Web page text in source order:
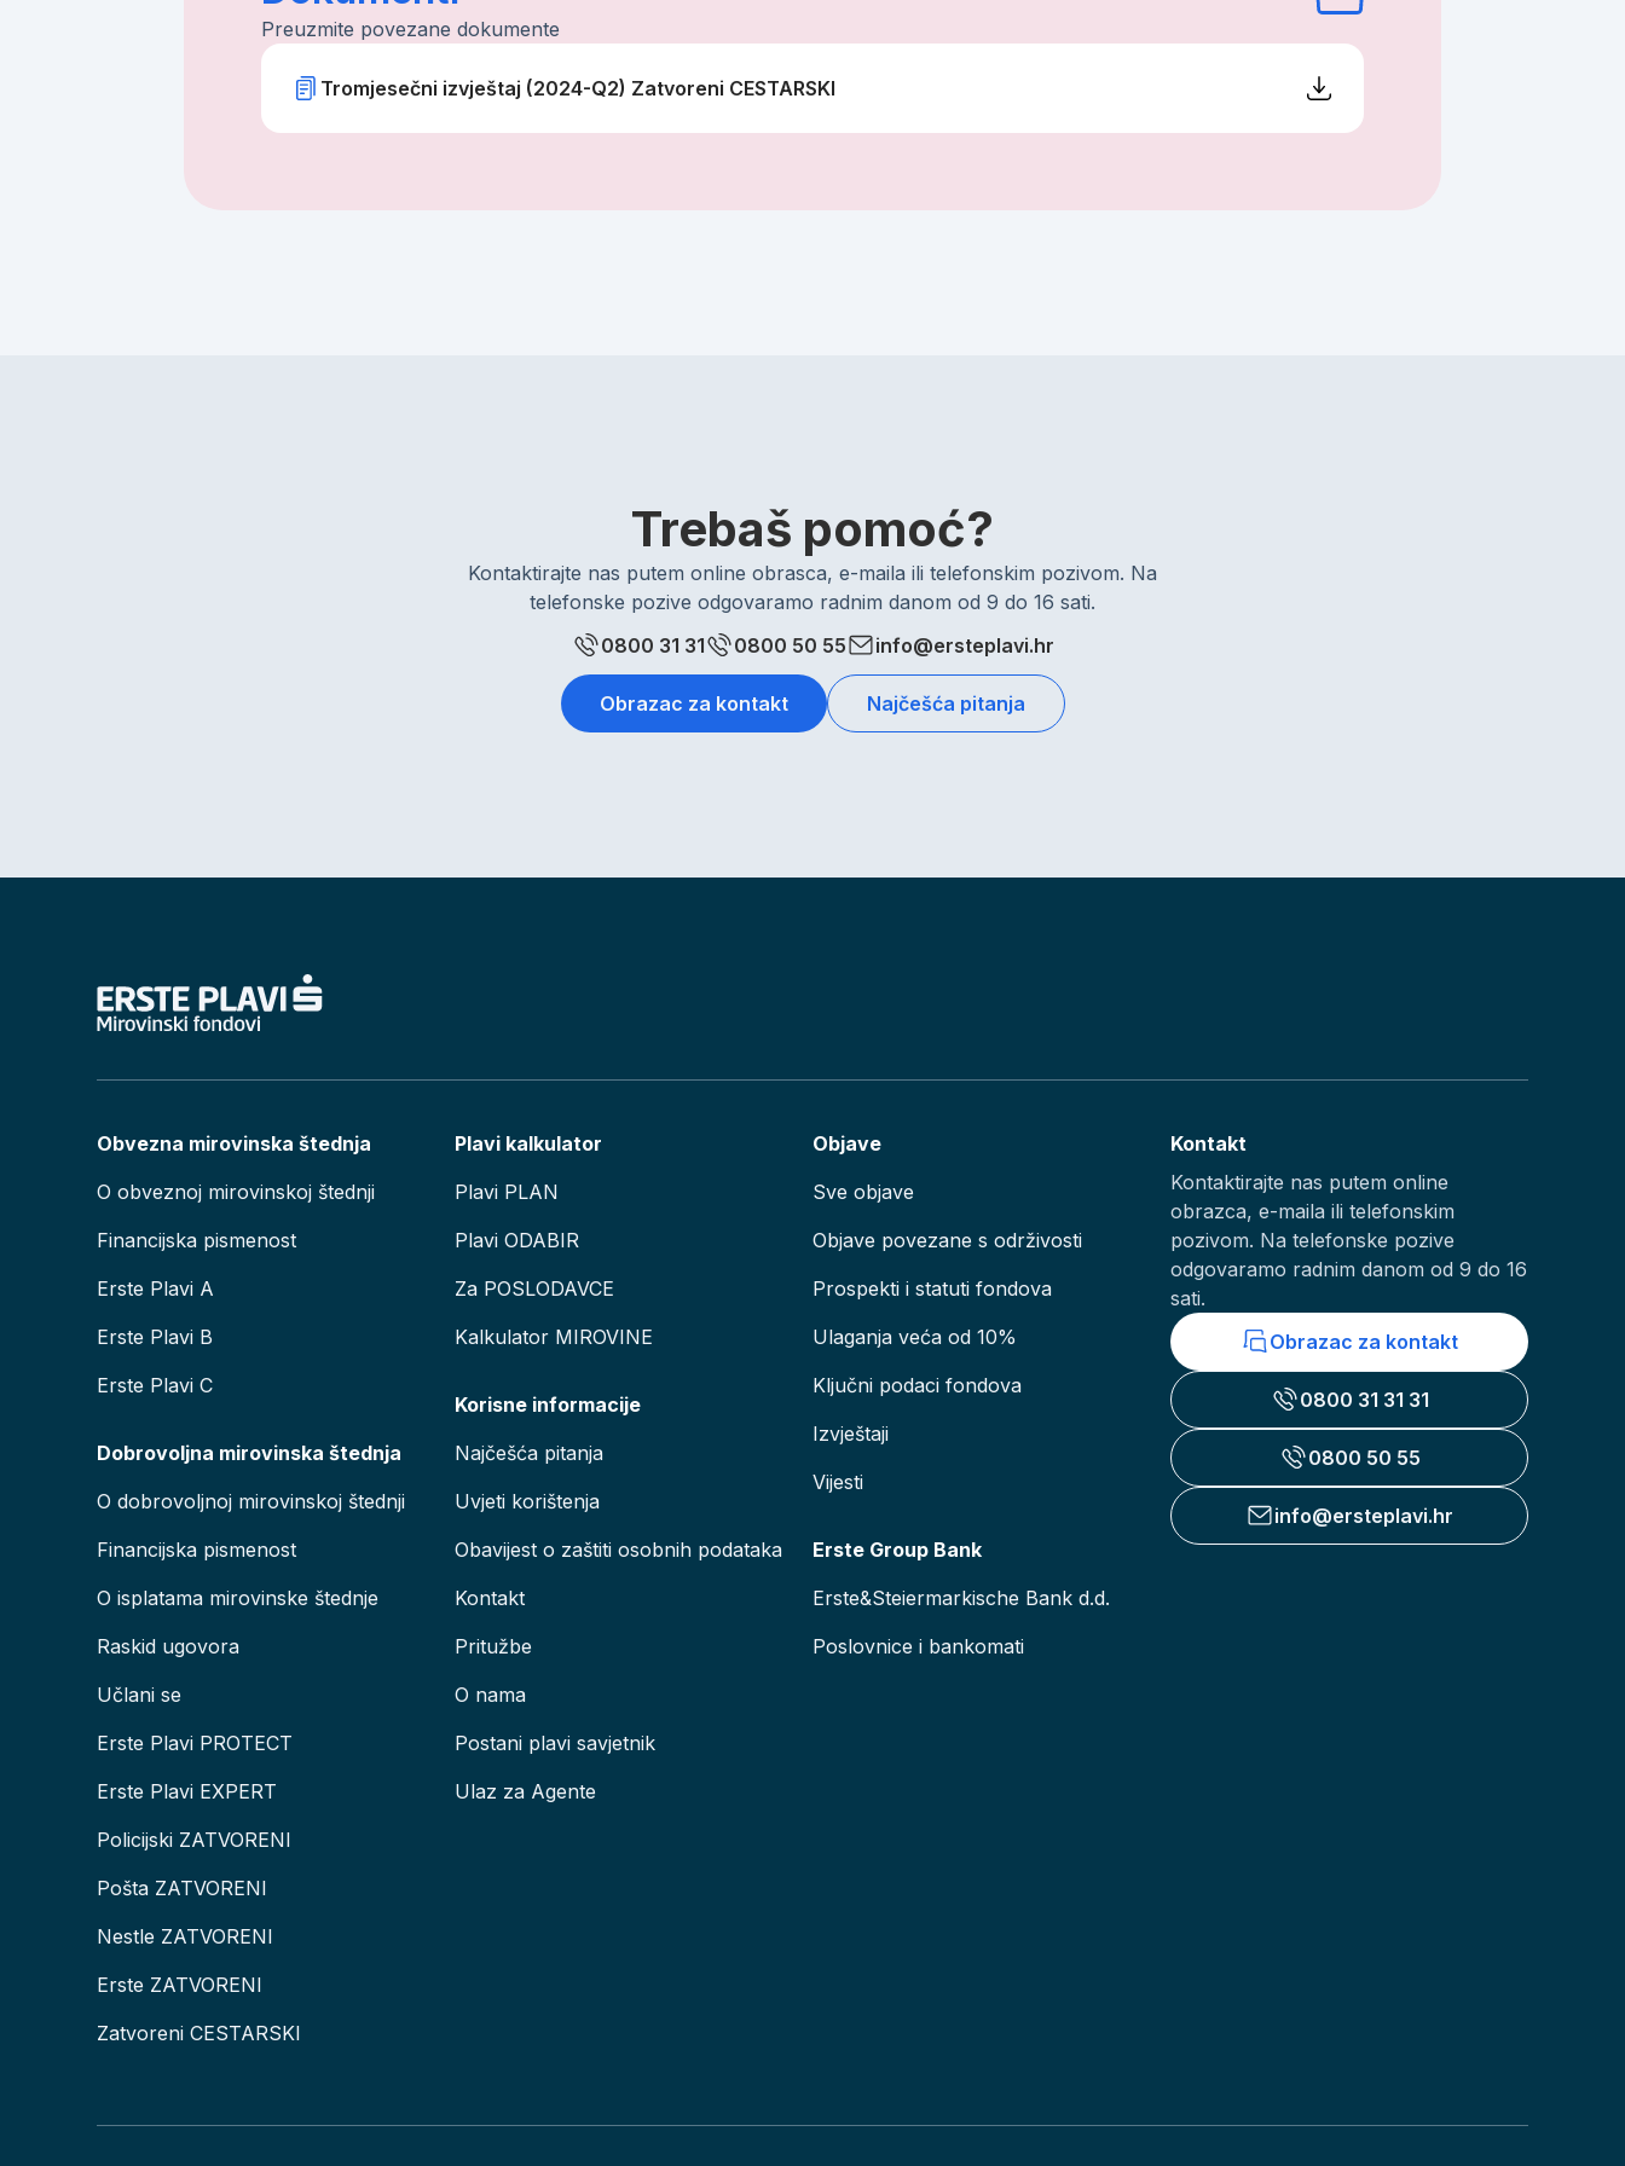
Preuzmite povezane dokumente
Tromjesečni izvještaj (2024-Q2) Zatvoreni CESTARSKI
Trebaš pomoć?
Kontaktirajte nas putem online obrasca, e-maila ili telefonskim pozivom. Na
telefonske pozive odgovaramo radnim danom od 9 do 16 sati.
0800 31 31
0800 50 55 info@ersteplavi.hr
Obrazac za kontakt Najčešća pitanja
Obvezna mirovinska štednja
O obveznoj mirovinskoj štednji
Financijska pismenost
Erste Plavi A
Erste Plavi B
Erste Plavi C
Dobrovoljna mirovinska štednja
O dobrovoljnoj mirovinskoj štednji
Financijska pismenost
O isplatama mirovinske štednje
Raskid ugovora
Učlani se
Erste Plavi PROTECT
Erste Plavi EXPERT
Policijski ZATVORENI
Pošta ZATVORENI
Nestle ZATVORENI
Erste ZATVORENI
Zatvoreni CESTARSKI
Plavi kalkulator
Plavi PLAN
Plavi ODABIR
Za POSLODAVCE
Kalkulator MIROVINE
Korisne informacije
Najčešća pitanja
Uvjeti korištenja
Obavijest o zaštiti osobnih podataka
Kontakt
Pritužbe
O nama
Postani plavi savjetnik
Ulaz za Agente
Objave
Sve objave
Objave povezane s održivosti
Prospekti i statuti fondova
Ulaganja veća od 10%
Ključni podaci fondova
Izvještaji
Vijesti
Erste Group Bank
Erste&Steiermarkische Bank d.d.
Poslovnice i bankomati
Kontakt
Kontaktirajte nas putem online
obrazca, e-maila ili telefonskim
pozivom. Na telefonske pozive
odgovaramo radnim danom od 9 do 16
sati.
Obrazac za kontakt
0800 31 31 31
0800 50 55
info@ersteplavi.hr